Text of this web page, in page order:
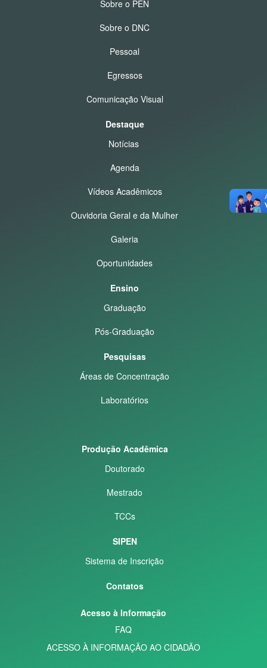
Sobre o PEN
Sobre o DNC
Pessoal
Egressos
Comunicação Visual
Destaque
Notícias
Agenda
Vídeos Acadêmicos
Ouvidoria Geral e da Mulher
Galeria
Oportunidades
Ensino
Graduação
Pós-Graduação
Pesquisas
Áreas de Concentração
Laboratórios
Produção Acadêmica
Doutorado
Mestrado
TCCs
SIPEN
Sistema de Inscrição
Contatos
Acesso à Informação
FAQ
ACESSO À INFORMAÇÃO AO CIDADÃO